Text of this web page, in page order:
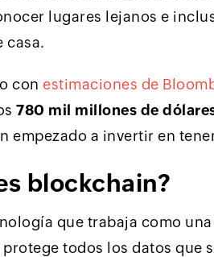
lugares lejanos e
casa.
conestimaciones de
780 mil millones de
empezado a invertir en
blockchain?
que trabaja como
todos los datos que